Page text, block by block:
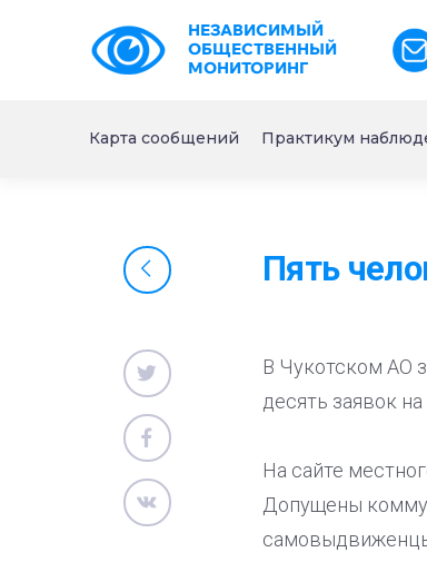
НЕЗАВИСИМЫЙ
ОБЩЕСТВЕННЫЙ
МОНИТОРИНГ
Карта сообщений Практикум
Пять
В Чукотском АО
десять заявок
На сайте
Допущены